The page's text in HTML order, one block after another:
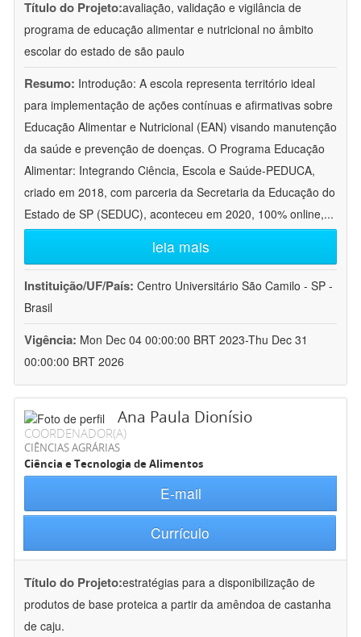
Título do Projeto:avaliação, validação e vigilância de
programa de educação alimentar e nutricional no âmbito
escolar do estado de são paulo
Resumo: Introdução: A escola representa território ideal
para implementação de ações contínuas e afirmativas sobre
Educação Alimentar e Nutricional (EAN) visando manutenção
da saúde e prevenção de doenças. O Programa Educação
Alimentar: Integrando Ciência, Escola e Saúde-PEDUCA,
criado em 2018, com parceria da Secretaria da Educação do
Estado de SP (SEDUC), aconteceu em 2020, 100% online,...
leia mais
Instituição/UF/País: Centro Universitário São Camilo - SP -
Brasil
Vigência: Mon Dec 04 00:00:00 BRT 2023-Thu Dec 31
00:00:00 BRT 2026
Ana Paula Dionísio
COORDENADOR(A)
CIÊNCIAS AGRÁRIAS
Ciência e Tecnologia de Alimentos
E-mail
Currículo
Título do Projeto:estratégias para a disponibilização de
produtos de base proteica a partir da amêndoa de castanha
de caju.